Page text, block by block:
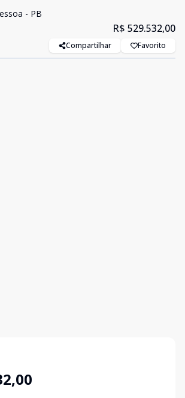
- PB
R$ 529.532,00
Compartilhar Favorito